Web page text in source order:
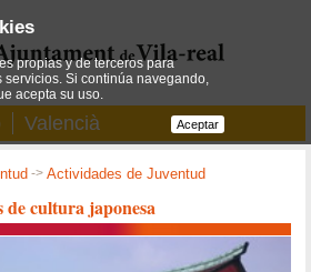
Valencià
->Actividades de Juventud
de cultura japonesa
propias y de terceros para
servicios. Si continúa navegando,
acepta su uso.
Aceptar